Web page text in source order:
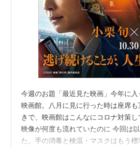
今週のお題「最近見た映画」今年に
映画館。八月に見に行った時は座席
きで、映画館はこんなにコロナ対策し
映像が何度も流れていたのに 今回は
た。手の消毒と検温・マスクはもう標